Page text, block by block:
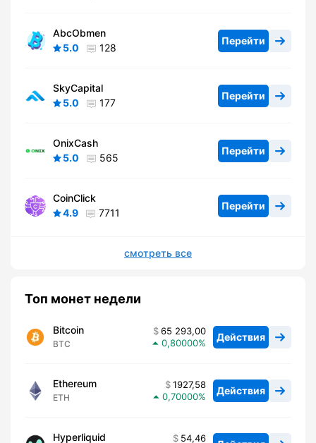
AbcObmen
5.0
128
Перейти
SkyCapital
5.0
177
Перейти
OnixCash
5.0
565
Перейти
CoinClick
4.9
7711
Перейти
смотреть все
Топ монет недели
Bitcoin
BTC
65 293,00
0,80000
Действия
Ethereum
ETH
1927,58
0,70000
Действия
Hyperliquid 54,46